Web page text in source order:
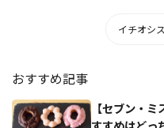
イチオシ
おすすめ記事
【セブン・